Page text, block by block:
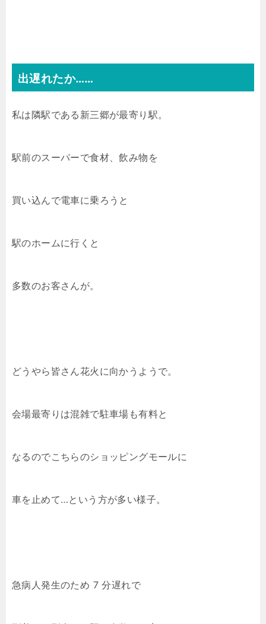
出遅れたか……
私は隣駅である新三郷が最寄り駅。
駅前のスーパーで食材、飲み物を
買い込んで電車に乗ろうと
駅のホームに行くと
多数のお客さんが。
どうやら皆さん花火に向かうようで。
会場最寄りは混雑で駐車場も有料と
なるのでこちらのショッピングモールに
車を止めて…という方が多い様子。
急病人発生のため 7 分遅れで